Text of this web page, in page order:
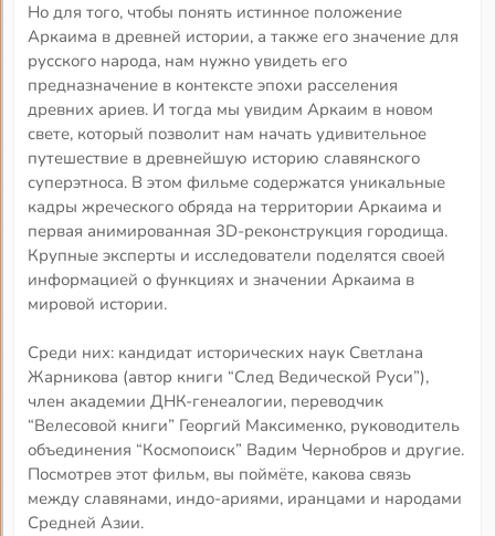
Но для того, чтобы понять истинное положение
Аркаима в древней истории, а также его значение для
русского народа, нам нужно увидеть его
предназначение в контексте эпохи расселения
древних ариев. И тогда мы увидим Аркаим в новом
свете, который позволит нам начать удивительное
путешествие в древнейшую историю славянского
суперэтноса. В этом фильме содержатся уникальные
кадры жреческого обряда на территории Аркаима и
первая анимированная 3D-реконструкция городища.
Крупные эксперты и исследователи поделятся своей
информацией о функциях и значении Аркаима в
мировой истории.
Среди них: кандидат исторических наук Светлана
Жарникова (автор книги “След Ведической Руси”),
член академии ДНК-генеалогии, переводчик
“Велесовой книги” Георгий Максименко, руководитель
объединения “Космопоиск” Вадим Чернобров и другие.
Посмотрев этот фильм, вы поймёте, какова связь
между славянами, индо-ариями, иранцами и народами
Средней Азии.